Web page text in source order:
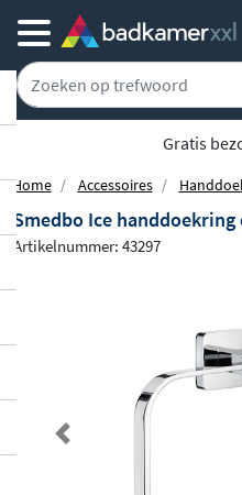
5779
Home Accessoires
Smedbo Ice
Artikelnummer: 43297
Previous